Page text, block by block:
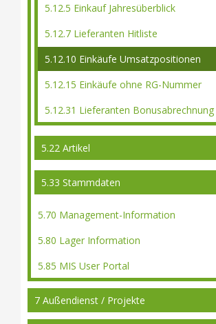
5.12.5 Einkauf Jahresüberblick
5.12.7 Lieferanten Hitliste
5.12.10 Einkäufe Umsatzpositionen
5.12.15 Einkäufe ohne RG-Nummer
5.12.31 Lieferanten Bonusabrechnung
5.22 Artikel
5.33 Stammdaten
5.70 Management-Information
5.80 Lager Information
5.85 MIS User Portal
7 Außendienst / Projekte